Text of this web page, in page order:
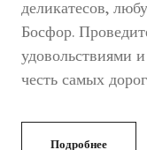
деликатесов,
Босфор.
удовольствиями
честь самых
Подробнее